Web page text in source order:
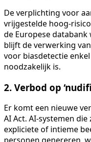
De verplichting voor
vrijgestelde hoog-
de Europese
blijft de verwerking
voor biasdetectie
noodzakelijk is.
2. Verbod op
Er komt een nieuwe
AI Act. AI-systemen
expliciete of intieme